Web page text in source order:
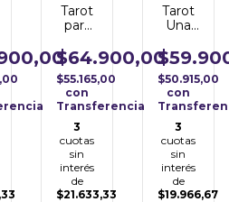
Tarot
para
Prácticas
$64.900,00
$55.165,00
con
Transferencia
3
cuotas
sin
interés
de
$21.633,33
Tarot
Una
al Día
$50.915,00
con
3
cuotas
sin
interés
de
$19.966,67